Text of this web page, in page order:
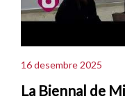
16 desembre 2025
La Biennal de